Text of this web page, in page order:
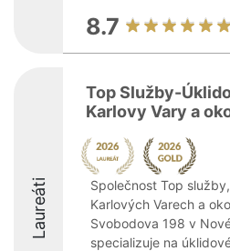
8.7
Laureáti
Top Služby-
Karlovy Vary a
Společnost Top
Karlových Varech a
Svobodova 198 v
specializuje na